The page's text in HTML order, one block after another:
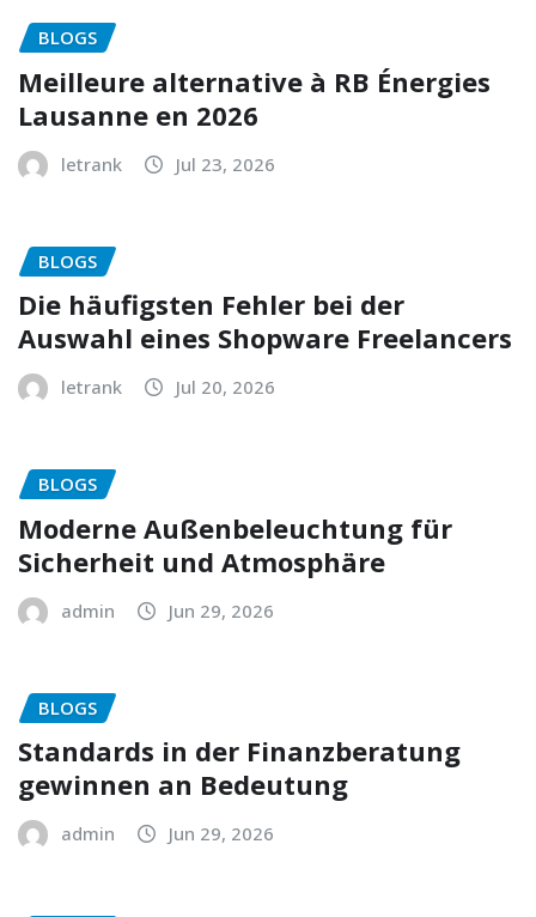
BLOGS
Meilleure alternative à RB Énergies
Lausanne en 2026
letrank Jul 23, 2026
BLOGS
Die häufigsten Fehler bei der
Auswahl eines Shopware Freelancers
letrank Jul 20, 2026
BLOGS
Moderne Außenbeleuchtung für
Sicherheit und Atmosphäre
admin Jun 29, 2026
BLOGS
Standards in der Finanzberatung
gewinnen an Bedeutung
admin Jun 29, 2026